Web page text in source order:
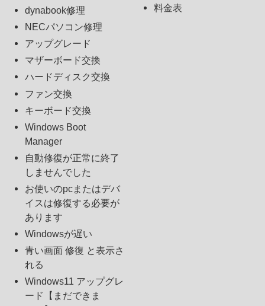
dynabook修理
NECパソコン修理
アップグレード
マザーボード交換
ハードディスク交換
ファン交換
キーボード交換
Windows Boot
Manager
自動修復が正常に終了
しませんでした
お使いのpcまたはデバ
イスは修復する必要が
あります
Windowsが遅い
青い画面 修復 と表示さ
れる
Windows11 アップグレ
ード【まだできま
料金表